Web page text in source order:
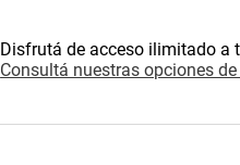
Disfrutá de acceso ilimitado a
Consultá nuestras opciones